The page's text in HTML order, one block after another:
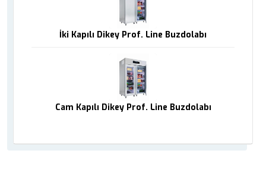
İki Kapılı Dikey Prof. Line Buzdolabı
Cam Kapılı Dikey Prof. Line Buzdolabı